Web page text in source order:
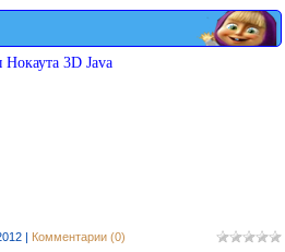
3D Java
| Комментарии (0)